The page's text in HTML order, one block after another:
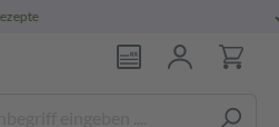
persönliche